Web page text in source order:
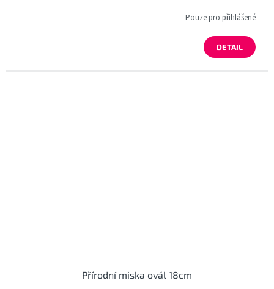
Pouze pro přihlášené
DETAIL
Přírodní miska ovál 18cm